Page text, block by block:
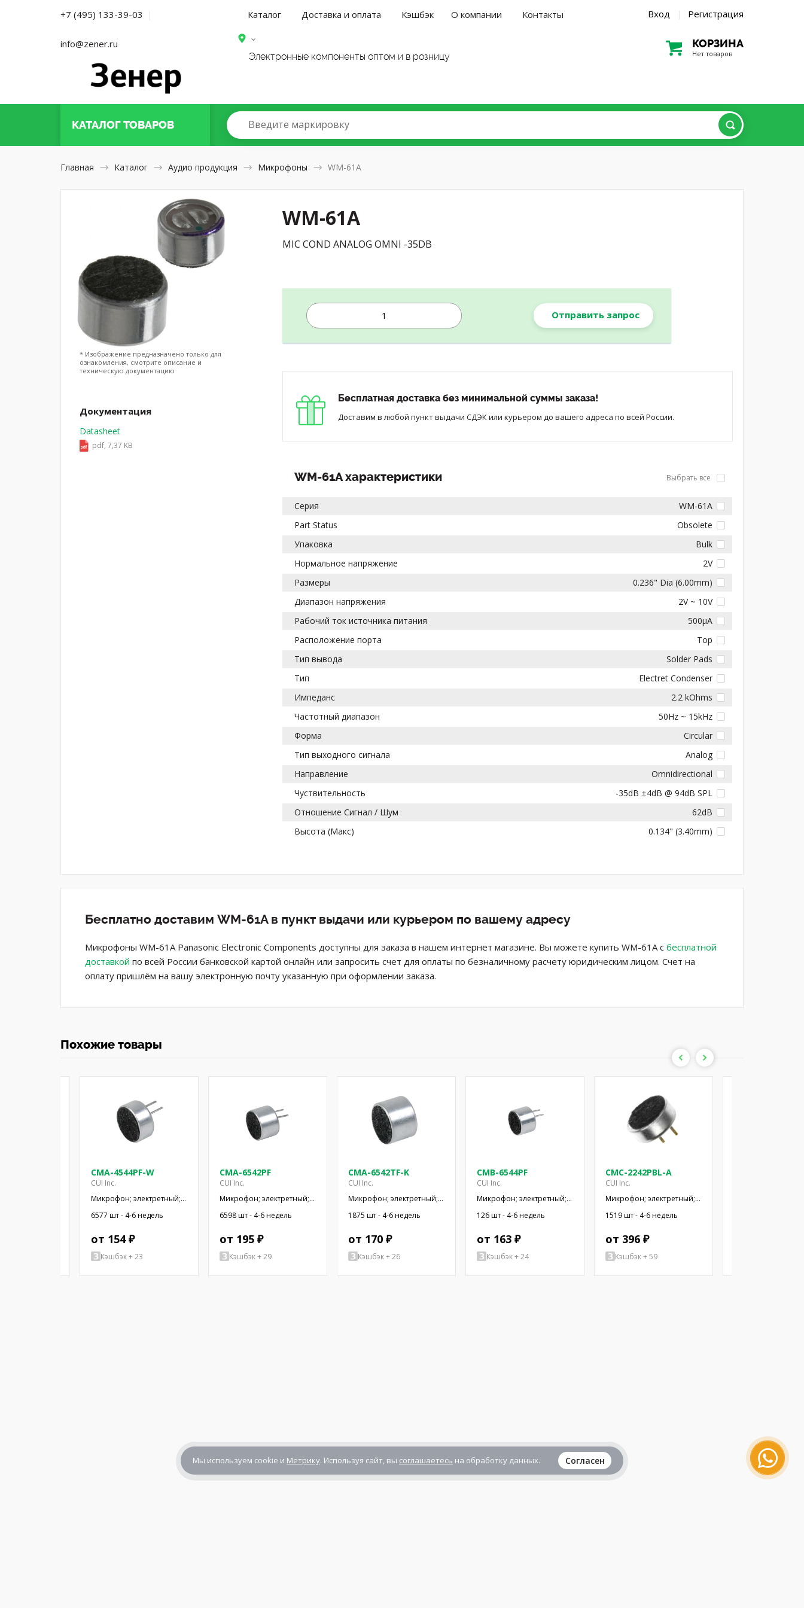
+7 (495) 133-39-03 |
info@zener.ru
Каталог Доставка и оплата Кэшбэк О компании Контакты Вход | Регистрация
Электронные компоненты оптом и в розницу
КОРЗИНА
Нет товаров
КАТАЛОГТОВАРОВ Введите маркировку
Главная Каталог Аудио продукция Микрофоны WM-61A
WM-61A
MIC COND ANALOG OMNI -35DB
Отправить запрос
Бесплатная доставка без минимальной суммы заказа!
Доставим в любой пункт выдачи СДЭК или курьером до вашего адреса по всей России.
WM-61A характеристики Выбрать все
Серия
WM-61A
Part Status
Obsolete
Упаковка
Bulk
Нормальное напряжение
2V
Размеры
0.236" Dia (6.00mm)
Диапазон напряжения
2V ~ 10V
Рабочий ток источника питания
500µA
Расположение порта
Top
Тип вывода
Solder Pads
Тип
Electret Condenser
Импеданс
2.2 kOhms
Частотный диапазон
50Hz ~ 15kHz
Форма
Circular
Тип выходного сигнала
Analog
Направление
Omnidirectional
Чуствительность
-35dB ±4dB @ 94dB SPL
Отношение Сигнал / Шум
62dB
Высота (Макс)
0.134" (3.40mm)
* Изображение предназначено только для
ознакомления, смотрите описание и
техническую документацию
Документация
Datasheet
pdf, 7,37 KB
Бесплатно доставим WM-61A в пункт выдачи или курьером по вашему адресу
Микрофоны WM-61A Panasonic Electronic Components доступны для заказа в нашем интернет магазине. Вы можете купить WM-61A с бесплатной
доставкой по всей России банковской картой онлайн или запросить счет для оплаты по безналичному расчету юридическим лицом. Счет на
оплату пришлём на вашу электронную почту указанную при оформлении заказа.
Похожие товары
CMA-4544PF-W
CUI Inc.
Микрофон; электретный;
20Гц÷20кГц; 2,2кОм; -44дБ;
Ø9,7x4,5мм; SMT
6577 шт - 4-6 недель
от 154 ₽
Кэшбэк + 23
CMA-6542PF
CUI Inc.
Микрофон; электретный;
50Гц÷20кГц; 2,2кОм; -42дБ;
Ø9,4x6,5мм; SMT
6598 шт - 4-6 недель
от 195 ₽
Кэшбэк + 29
CMA-6542TF-K
CUI Inc.
Микрофон; электретный;
100Гц÷20кГц; 1,5кОм;
-42дБ; Ø9,4x6,5мм
1875 шт - 4-6 недель
от 170 ₽
Кэшбэк + 26
CMB-6544PF
CUI Inc.
Микрофон; электретный;
20Гц÷20кГц; 1кОм; -44дБ;
Ø9,4x6,5мм; 500мкА
126 шт - 4-6 недель
от 163 ₽
Кэшбэк + 24
CMC-2242PBL-A
CUI Inc.
Микрофон; электретный;
100Гц÷20кГц; 2,2кОм;
-42дБ; Ø6x2,2мм; 2÷10В
1519 шт - 4-6 недель
от 396 ₽
Кэшбэк + 59
Мы используем cookie и Метрику. Используя сайт, вы соглашаетесь на обработку данных. Согласен